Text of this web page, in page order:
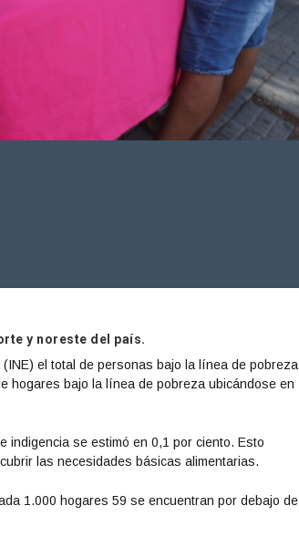
y noreste del país.
el total de personas bajo la línea de pobreza
hogares bajo la línea de pobreza ubicándose en
indigencia se estimó en 0,1 por ciento. Esto
las necesidades básicas alimentarias.
1.000 hogares 59 se encuentran por debajo de